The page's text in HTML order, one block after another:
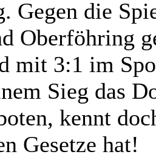
Gegen die
Oberföhring
mit 3:1 im
Sieg das
kennt
Gesetze hat!